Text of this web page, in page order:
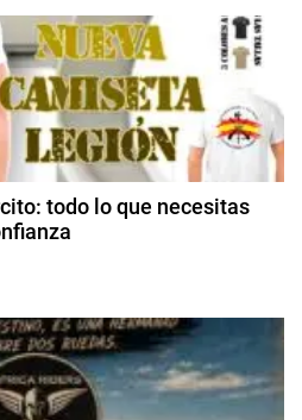
todo lo que necesitas